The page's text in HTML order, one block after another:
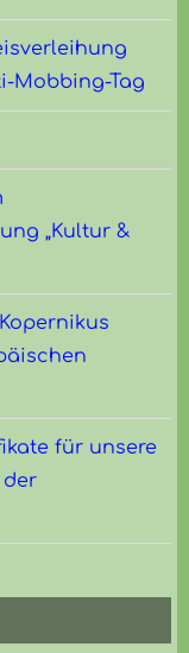
Mobbing-Tag
„Kultur &
für unsere